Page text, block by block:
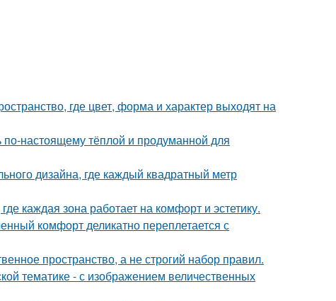
где цвет, форма и характер выходят на
по-настоящему тёплой и продуманной для
дизайна, где каждый квадратный метр
каждая зона работает на комфорт и эстетику.
комфорт деликатно переплетается с
пространство, а не строгий набор правил.
тематике - с изображением величественных